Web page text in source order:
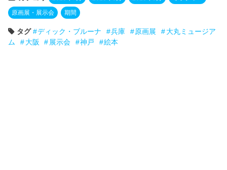
原画展・展示会 期間
タグ ディック・ブルーナ 兵庫 原画展
大丸ミュージア
ム
大阪 展示会 神戸 絵本